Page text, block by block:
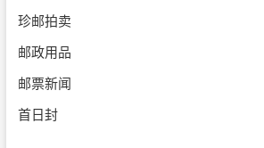
珍邮拍卖
邮政用品
邮票新闻
首日封